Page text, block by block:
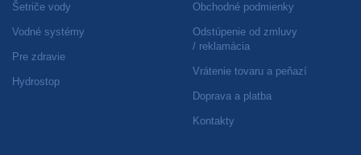
Šetriče vody
Vodné systémy
Pre zdravie
Hydrostop
Obchodné podmienky
Odstúpenie od zmluvy
/ reklamácia
Vrátenie tovaru a peňazí
Doprava a platba
Kontakty